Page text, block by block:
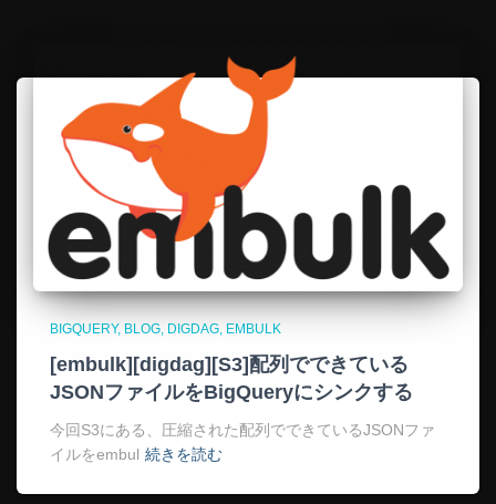
BIGQUERY BLOG DIGDAG EMBULK
[embulk][digdag][S3]配列でできている
JSONファイルをBigQueryにシンクする
今回S3にある、圧縮された配列でできているJSONファ
イルをembul 続きを読む